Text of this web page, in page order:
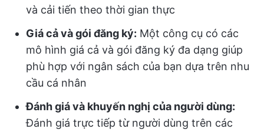
và cải tiến theo thời gian thực
Giá cả và gói đăng ký: Một công cụ có các
mô hình giá cả và gói đăng ký đa dạng giúp
phù hợp với ngân sách của bạn dựa trên nhu
cầu cá nhân
Đánh giá và khuyến nghị của người dùng:
Đánh giá trực tiếp từ người dùng trên các